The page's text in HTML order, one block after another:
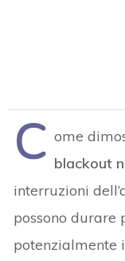
C ome
blackout
interruzioni
possono durare
potenzialmente